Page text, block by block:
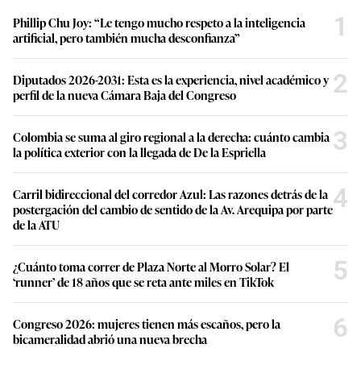
Phillip Chu Joy: “Le tengo mucho respeto a la inteligencia
artificial, pero también mucha desconfianza”
1
Diputados 2026-2031: Esta es la experiencia, nivel académico y
perfil de la nueva Cámara Baja del Congreso
2
Colombia se suma al giro regional a la derecha: cuánto cambia
la política exterior con la llegada de De la Espriella
3
Carril bidireccional del corredor Azul: Las razones detrás de la
postergación del cambio de sentido de la Av. Arequipa por parte
de la ATU
4
¿Cuánto toma correr de Plaza Norte al Morro Solar? El
‘runner’ de 18 años que se reta ante miles en TikTok
5
Congreso 2026: mujeres tienen más escaños, pero la
bicameralidad abrió una nueva brecha
6